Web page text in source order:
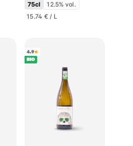
75cl
12.5% vol.
15.74 € / L
4.9
BIO